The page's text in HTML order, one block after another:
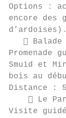
Options :
encore
 Balade
Smuid et
bois au
Distance :
 Le
Visite